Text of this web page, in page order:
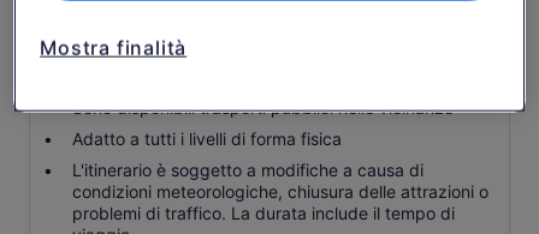
carrozzina o passeggino
Sono disponibili trasporti pubblici nelle vicinanze
Adatto a tutti i livelli di forma fisica
L'itinerario è soggetto a modifiche a causa di
condizioni meteorologiche, chiusura delle attrazioni o
problemi di traffico. La durata include il tempo di
Mostra finalità